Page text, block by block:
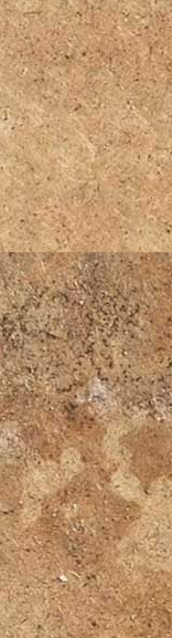
Hrad Pernštejn
Pernštejnů, jeden z
renesančně
romanticky upravený
Hrad Veveří
úpravami ve všech
Hrad Špilberk (Brno)
Zámek Ivančice –
renesanční zámek
Zámek Rosice–
Zámek Lysice –
zámek s unikátní
Rozhledna Tišnov
Zahradní železnice
úzkorozchodných
Vila Tugendhat
Muzeum Větrný mlýn
Moravského krasu
propast v ČR)
Kláštěr Porta coeli
klášter
Podhorácké muzeum
PamátníkMohyla
postavený v místech
1805 na počest
Synagoga a
V okolí ranče
2. světové války !!
Moravský kras
Punkevní jeskyně
Kateřinská jeskyně
Jeskyně Balcarka
Sloupsko –
propast Macocha
ZOO Brno
ZOO Jihlava